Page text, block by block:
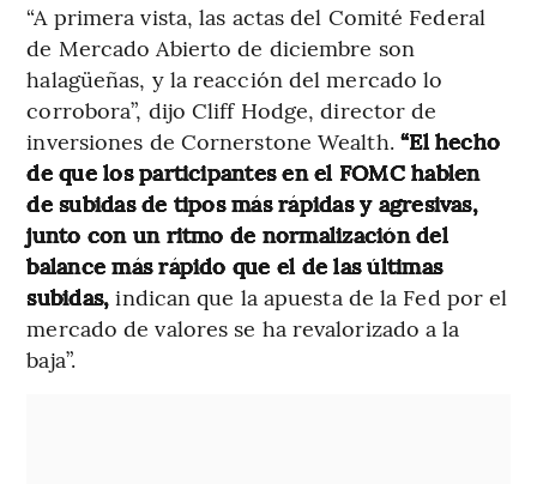
“A primera vista, las actas del Comité Federal
de Mercado Abierto de diciembre son
halagüeñas, y la reacción del mercado lo
corrobora”, dijo Cliff Hodge, director de
inversiones de Cornerstone Wealth.“El hecho
de que los participantes en el FOMC hablen
de subidas de tipos más rápidas y agresivas,
junto con un ritmo de normalización del
balance más rápido que el de las últimas
subidas, indican que la apuesta de la Fed por el
mercado de valores se ha revalorizado a la
baja”.